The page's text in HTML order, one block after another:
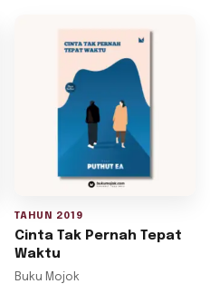
TAHUN 2019
Cinta Tak Pernah Tepat
Waktu
Buku Mojok